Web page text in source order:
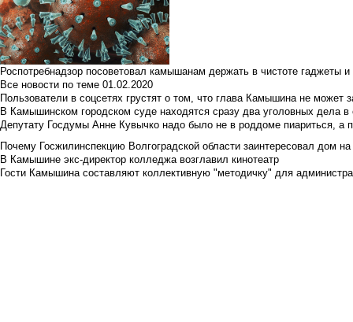
Роспотребнадзор посоветовал камышанам держать в чистоте гаджеты
Все новости по теме 01.02.2020
Пользователи в соцсетях грустят о том, что глава Камышина не может
В Камышинском городском суде находятся сразу два уголовных дела
Депутату Госдумы Анне Кувычко надо было не в роддоме пиариться, а
Почему Госжилинспекцию Волгоградской области заинтересовал дом
В Камышине экс-директор колледжа возглавил кинотеатр
Гости Камышина составляют коллективную "методичку" для